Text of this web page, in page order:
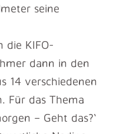
seine
die KIFO-
dann in den
14 verschiedenen
Für das Thema
– Geht das?‘